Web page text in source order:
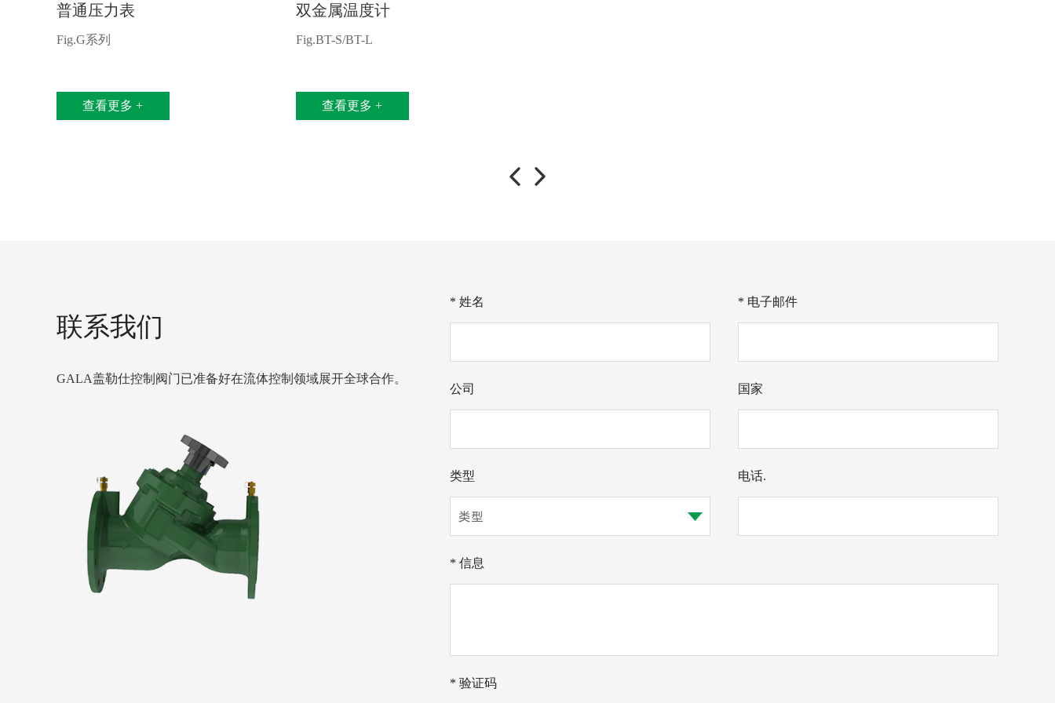
普通压力表
Fig.G系列
查看更多 +
双金属温度计
Fig.BT-S/BT-L
查看更多 +
联系我们
GALA盖勒仕控制阀门已准备好在流体控制领域展开全球合作。
* 姓名 * 电子邮件
公司 国家
类型 电话.
* 信息
* 验证码